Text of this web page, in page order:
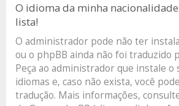
O idioma da minha nacionalidade
lista!
O administrador pode não ter
ou o phpBB ainda não foi traduzido
Peça ao administrador que instale o
idiomas e, caso não exista, você
tradução. Mais informações,